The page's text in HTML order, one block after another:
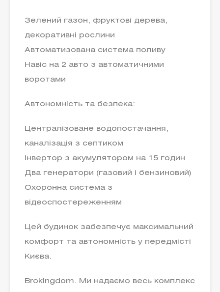
Зелений газон, фруктові дерева,
декоративні рослини
Автоматизована система поливу
Навіс на 2 авто з автоматичними
воротами
Автономність та безпека:
Централізоване водопостачання,
каналізація з септиком
Інвертор з акумулятором на 15 годин
Два генератори (газовий і бензиновий)
Охоронна система з
відеоспостереженням
Цей будинок забезпечує максимальний
комфорт та автономність у передмісті
Києва.
Brokingdom. Ми надаємо весь комплекс